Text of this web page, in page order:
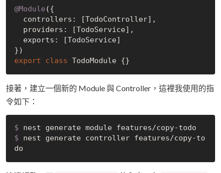
@Module ({
export
class
接著，建立一個新的 Module 與 Controller，這裡我使用的指
令如下：
$ nest generate module features/copy-todo
$ nest generate controller features/copy-to
do